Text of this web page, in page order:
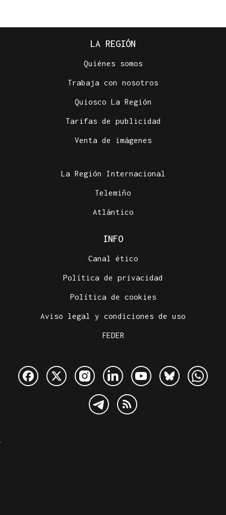
LA REGIÓN
Quiénes somos
Trabaja con nosotros
Quiosco La Región
Tarifas de publicidad
Venta de imágenes
La Región Internacional
Telemiño
Atlántico
INFO
Canal ético
Política de privacidad
Política de cookies
Aviso legal y condiciones de uso
FEDER